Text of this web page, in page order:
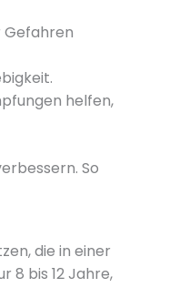
Gefahren
helfen,
So
die in einer
8 bis 12 Jahre,